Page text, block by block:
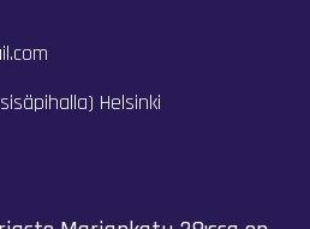
Helsinki